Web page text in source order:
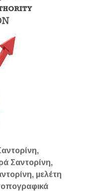
Σαντορίνη,
μελέτη